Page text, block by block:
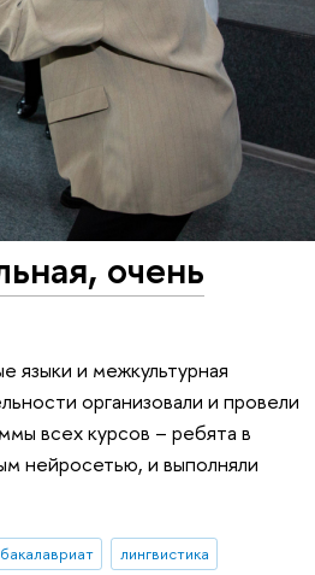
очень
языки и межкультурная
организовали и провели
всех курсов – ребята в
нейросетью, и выполняли
бакалавриат лингвистика